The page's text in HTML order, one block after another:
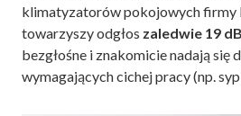
klimatyzatorów pokojowych firmy
towarzyszy odgłos zaledwie 19
bezgłośne i znakomicie nadają się
wymagających cichej pracy (np.